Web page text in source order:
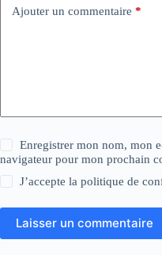
Ajouter un commentaire *
Enregistrer mon nom, mon
navigateur pour mon prochain
J’accepte lapolitique de
Laisser un commentaire